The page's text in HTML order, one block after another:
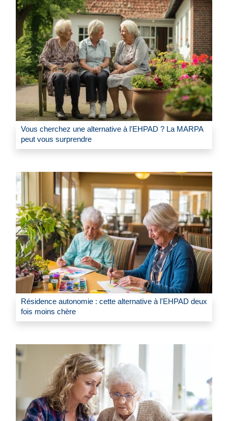
Vous cherchez une alternative à l'EHPAD ? La MARPA
peut vous surprendre
Résidence autonomie : cette alternative à l'EHPAD deux
fois moins chère